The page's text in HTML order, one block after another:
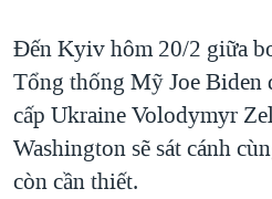
QUAN HỆ VIỆT MỸ
Đến Kyiv hôm 20/2 giữa
Tổng thống Mỹ Joe Biden
cấp Ukraine Volodymyr
Washington sẽ sát cánh
còn cần thiết.